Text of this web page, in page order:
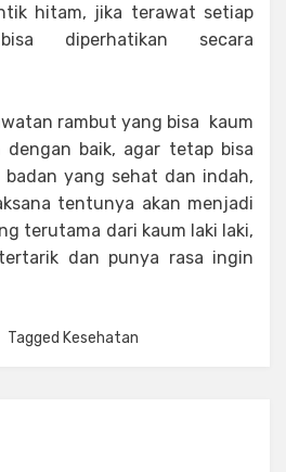
hitam, jika terawat setiap
diperhatikan secara
rambut yang bisa kaum
dengan baik, agar tetap bisa
yang sehat dan indah,
tentunya akan menjadi
terutama dari kaum laki laki,
dan punya rasa ingin
Tagged Kesehatan